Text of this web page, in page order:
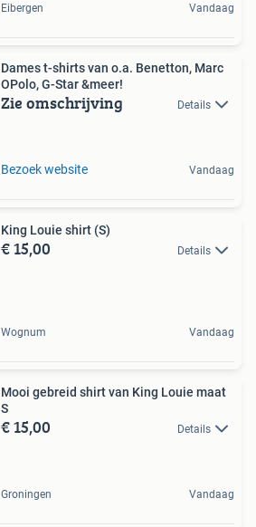
Eibergen Vandaag
Dames t-shirts van o.a. Benetton, Marc
OPolo, G-Star &meer!
Zie omschrijving Details
Bezoek website Vandaag
King Louie shirt (S)
€ 15,00 Details
Wognum Vandaag
Mooi gebreid shirt van King Louie maat
S
€ 15,00 Details
Groningen Vandaag